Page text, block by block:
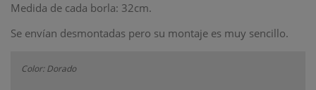
Medida de cada borla: 32cm.
Se envían desmontadas pero su montaje es muy sencillo.
Color: Dorado